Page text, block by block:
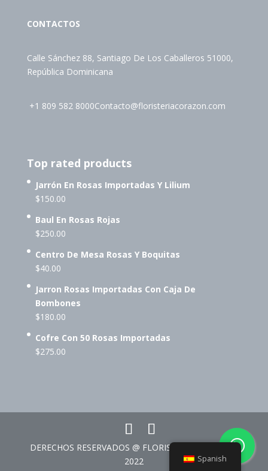
CONTACTOS
Calle Sánchez 88, Santiago De Los Caballeros 51000,
República Dominicana
+1 809 582 8000Contacto@floristeriacorazon.com
Top rated products
Jarrón En Rosas Importadas Y Lilium
$150.00
Baul En Rosas Rojas
$250.00
Centro De Mesa Rosas Y Boquitas
$40.00
Jarron Rosas Importadas Con Caja De
Bombones
$180.00
Cofre Con 50 Rosas Importadas
$275.00
DERECHOS RESERVADOS @ FLORISTERÍA CORAZÓN
2022
Spanish